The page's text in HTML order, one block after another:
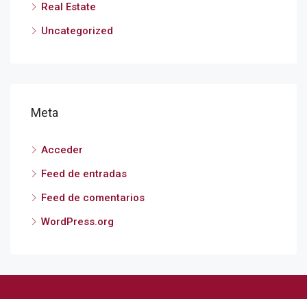
Real Estate
Uncategorized
Meta
Acceder
Feed de entradas
Feed de comentarios
WordPress.org